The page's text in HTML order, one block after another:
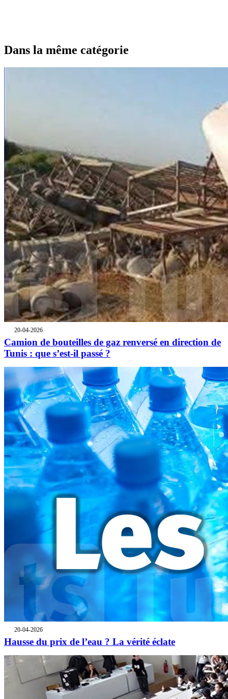
Dans la même catégorie
20-04-2026
Camion de bouteilles de gaz renversé en direction de
Tunis : que s’est-il passé ?
20-04-2026
Hausse du prix de l’eau ? La vérité éclate